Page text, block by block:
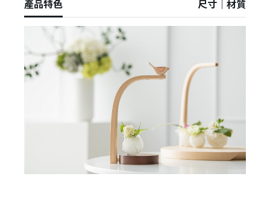
產品特色 尺寸｜材質